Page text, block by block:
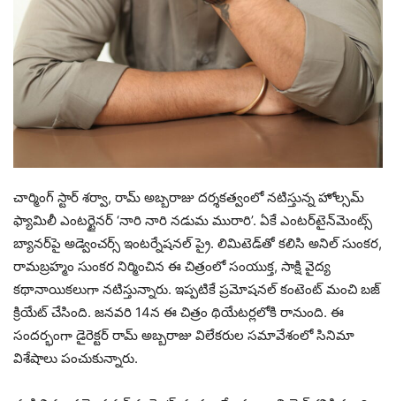
చార్మింగ్ స్టార్ శర్వా, రామ్ అబ్బరాజు దర్శకత్వంలో నటిస్తున్న హోల్సమ్
ఫ్యామిలీ ఎంటర్టైనర్ ‘నారి నారి నడుమ మురారి’. ఏకే ఎంటర్‌టైన్‌మెంట్స్
బ్యానర్‌పై అడ్వెంచర్స్ ఇంటర్నేషనల్ ప్రై. లిమిటెడ్‌తో కలిసి అనిల్ సుంకర,
రామబ్రహ్మం సుంకర నిర్మించిన ఈ చిత్రంలో సంయుక్త, సాక్షి వైద్య
కథానాయికలుగా నటిస్తున్నారు. ఇప్పటికే ప్రమోషనల్ కంటెంట్ మంచి బజ్
క్రియేట్ చేసింది. జనవరి 14న ఈ చిత్రం థియేటర్లలోకి రానుంది. ఈ
సందర్భంగా డైరెక్టర్ రామ్ అబ్బరాజు విలేకరుల సమావేశంలో సినిమా
విశేషాలు పంచుకున్నారు.